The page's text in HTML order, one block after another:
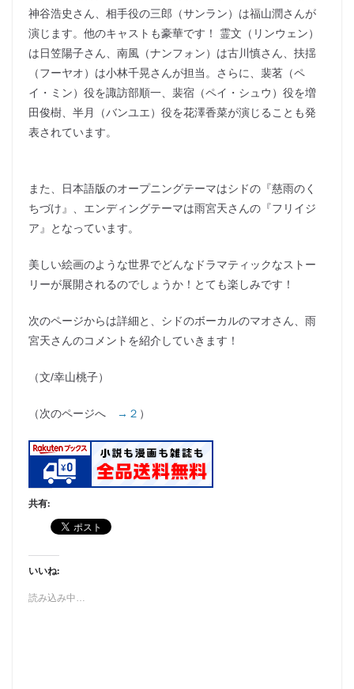
神谷浩史さん、相手役の三郎（サンラン）は福山潤さんが
演じます。他のキャストも豪華です！ 霊文（リンウェン）
は日笠陽子さん、南風（ナンフォン）は古川慎さん、扶揺
（フーヤオ）は小林千晃さんが担当。さらに、裴茗（ペ
イ・ミン）役を諏訪部順一、裴宿（ペイ・シュウ）役を増
田俊樹、半月（バンユエ）役を花澤香菜が演じることも発
表されています。
また、日本語版のオープニングテーマはシドの『慈雨のく
ちづけ』、エンディングテーマは雨宮天さんの『フリイジ
ア』となっています。
美しい絵画のような世界でどんなドラマティックなストー
リーが展開されるのでしょうか！とても楽しみです！
次のページからは詳細と、シドのボーカルのマオさん、雨
宮天さんのコメントを紹介していきます！
（文/幸山桃子）
（次のページへ →２ ）
共有:
いいね:
読み込み中…